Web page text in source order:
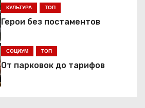
КУЛЬТУРА ТОП
Герои без постаментов
СОЦИУМ ТОП
От парковок до тарифов